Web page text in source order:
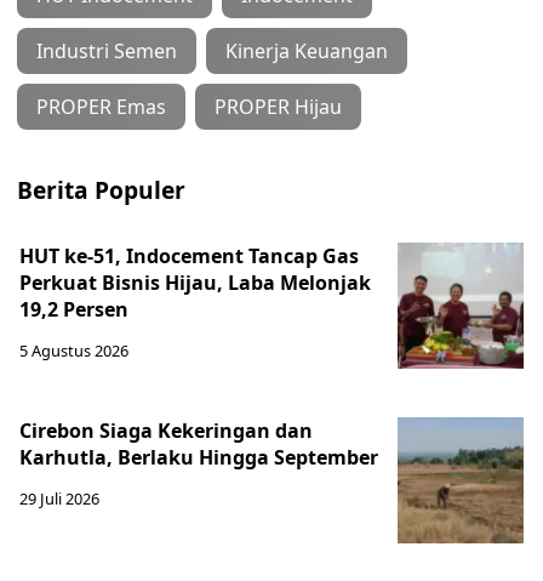
Industri Semen Kinerja Keuangan
PROPER Emas PROPER Hijau
Berita Populer
HUT ke-51, Indocement Tancap Gas
Perkuat Bisnis Hijau, Laba Melonjak
19,2 Persen
5 Agustus 2026
Cirebon Siaga Kekeringan dan
Karhutla, Berlaku Hingga September
29 Juli 2026